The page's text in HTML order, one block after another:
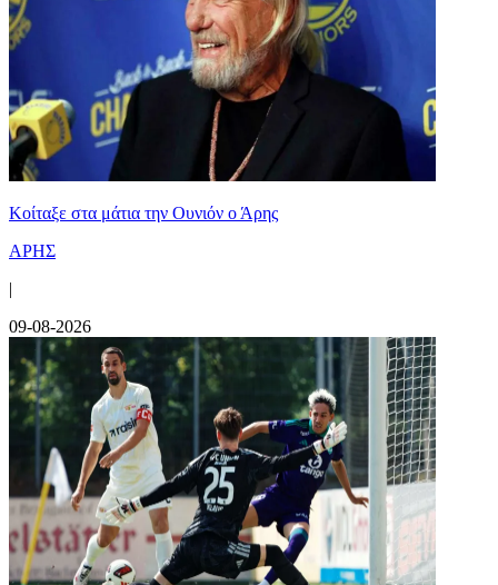
Κοίταξε στα μάτια την Ουνιόν ο Άρης
ΑΡΗΣ
|
09-08-2026